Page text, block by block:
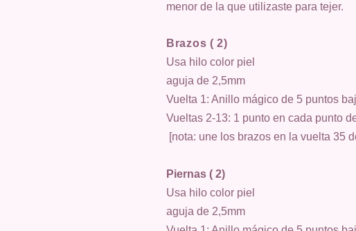
menor de la que utilizaste para tejer.
Brazos ( 2)
Usa hilo color piel
aguja de 2,5mm
Vuelta 1: Anillo mágico de 5 puntos
Vueltas 2-13: 1 punto en cada punto
[nota: une los brazos en la vuelta 35
Piernas ( 2)
Usa hilo color piel
aguja de 2,5mm